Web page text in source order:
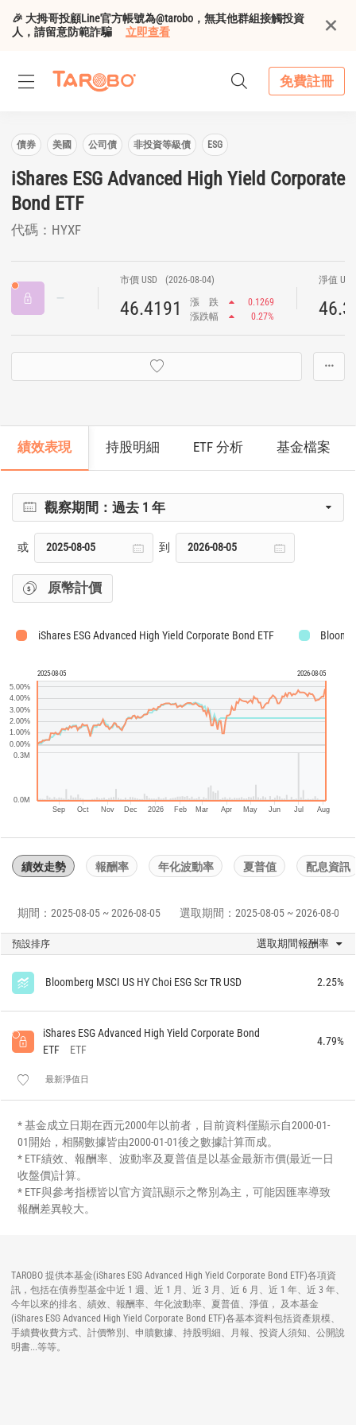
🎉 大拇哥投顧Line官方帳號為@tarobo，無其他群組接觸投資
人，請留意防範詐騙
立即查看
免費註冊
債券 美國 公司債 非投資等級債 ESG
iShares ESG Advanced High Yield Corporate
Bond ETF
代碼：HYXF
市價 USD (2026-08-04)
46.4191 漲 跌
0.1269
漲跌幅
0.27%
淨值
···
績效表現 持股明細 ETF 分析 基金檔案
觀察期間：過去 1 年
或 到
原幣計價
iShares ESG Advanced High Yield Corporate Bond ETF
2025-08-05 2026-08-05
Sep Oct Nov Dec 2026 Feb Mar Apr May Jun Jul Aug
0.0M
0.3M
0.00%
1.00%
2.00%
3.00%
4.00%
5.00%
績效走勢 報酬率 年化波動率 夏普值 配息資訊
期間：2025-08-05 ~ 2026-08-05 選取期間：2025-08-05 ~ 2026-08-05
預設排序 選取期間報酬率
Bloomberg MSCI US HY Choi ESG Scr TR USD 2.25%
iShares ESG Advanced High Yield Corporate Bond
ETF
ETF
4.79%
最新淨值日
* 基金成立日期在西元2000年以前者，目前資料僅顯示自2000-01-
01開始，相關數據皆由2000-01-01後之數據計算而成。
* ETF績效、報酬率、波動率及夏普值是以基金最新市價(最近一日
收盤價)計算。
* ETF與參考指標皆以官方資訊顯示之幣別為主，可能因匯率導致
報酬差異較大。
TAROBO 提供本基金(iShares ESG Advanced High Yield Corporate Bond ETF)各項資
訊，包括在債券型基金中近 1 週、近 1 月、近 3 月、近 6 月、近 1 年、近 3 年、
今年以來的排名、績效、報酬率、年化波動率、夏普值、淨值， 及本基金
(iShares ESG Advanced High Yield Corporate Bond ETF)各基本資料包括資產規模、
手續費收費方式、計價幣別、申贖數據、持股明細、月報、投資人須知、公開說
明書...等等。